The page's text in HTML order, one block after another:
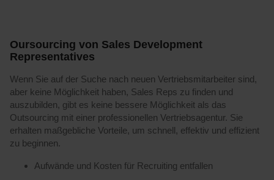
Oursourcing von Sales Development
Representatives
Wenn Sie auf der Suche nach neuen Vertriebsmitarbeiter sind,
aber keine Möglichkeit haben, Sales Reps zu finden und
auszubilden, gibt es keine bessere Möglichkeit als das
Outsourcing mit einer professionellen Vertriebsagentur. Sie
erhalten maßgebliche Vorteile, um schnell, effektiv und effizient
zu beginnen.
Aufwände und Kosten für Recruiting entfallen